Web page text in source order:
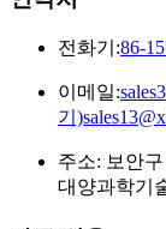
전화기:86-
이메일:
기
주소: 보안
대양과학기